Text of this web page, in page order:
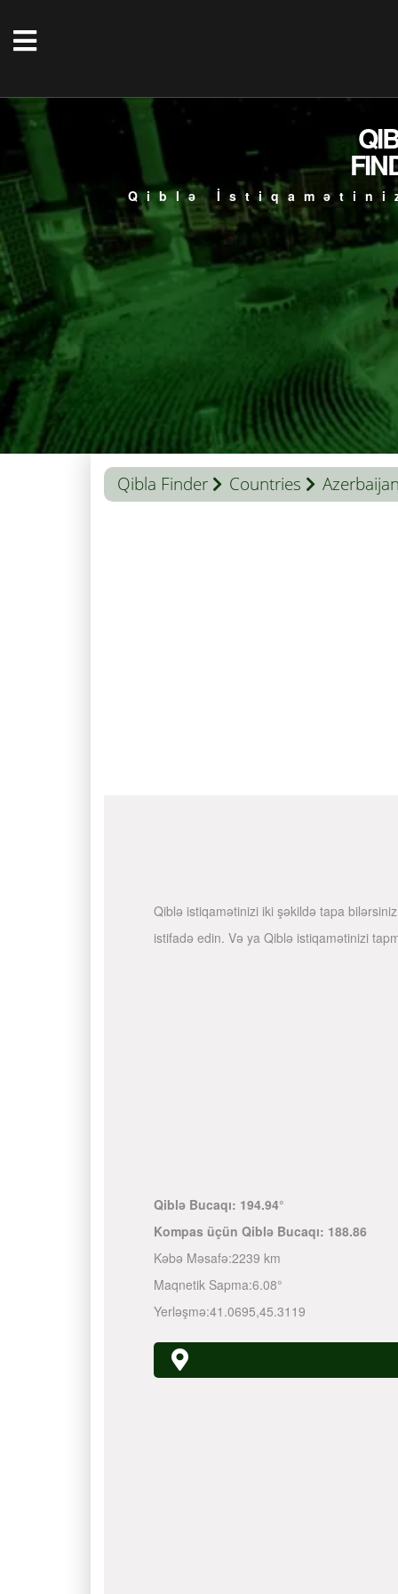
Qiblə
Qibla Finder Countries
Qiblə istiqamətinizi iki şəkildə tapa
istifadə edin. Və ya Qiblə istiqamətinizi
Qiblə Bucaqı: 194.94°
Kompas üçün Qiblə Bucaqı: 188.86
Kəbə Məsafə:2239 km
Maqnetik Sapma:6.08°
Yerləşmə:41.0695,45.3119